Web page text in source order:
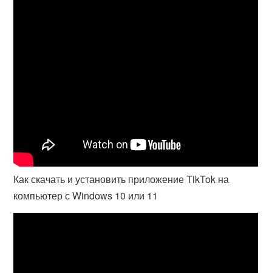
Как скачать и установить приложение TikTok на
компьютер с Windows 10 или 11